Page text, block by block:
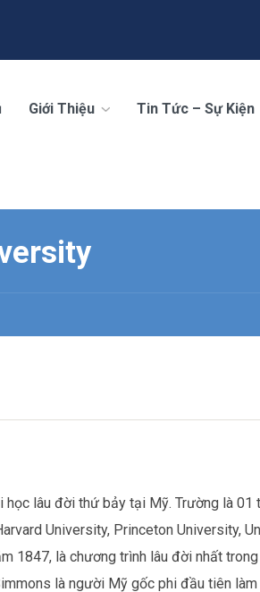
Giới Thiệu Tin Tức – Sự Kiện
lâu đời thứ bảy tại Mỹ. Trường là 01
University, Princeton University,
1847, là chương trình lâu đời nhất
là người Mỹ gốc phi đầu tiên làm